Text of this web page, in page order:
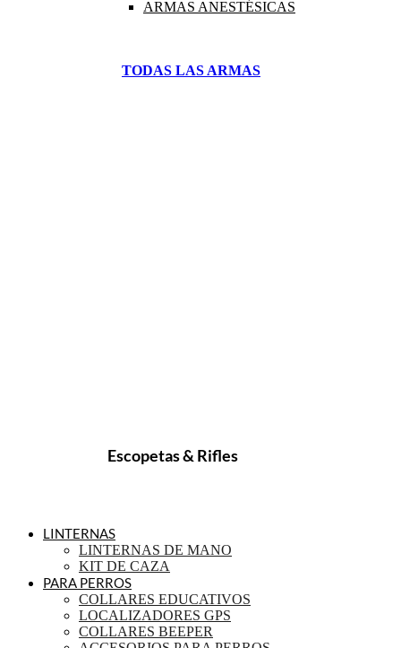
ARMAS ANESTÉSICAS
TODAS LAS ARMAS
Escopetas & Rifles
LINTERNAS
LINTERNAS DE MANO
KIT DE CAZA
PARA PERROS
COLLARES EDUCATIVOS
LOCALIZADORES GPS
COLLARES BEEPER